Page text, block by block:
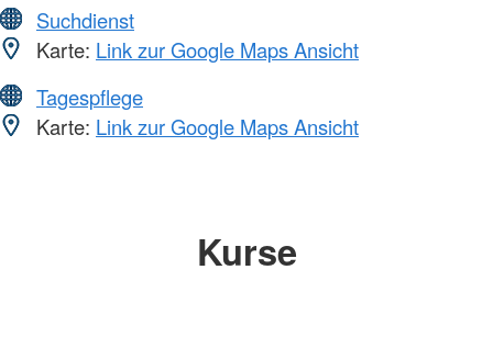
Suchdienst
Karte: Link zur Google Maps Ansicht
Tagespflege
Karte: Link zur Google Maps Ansicht
Kurse